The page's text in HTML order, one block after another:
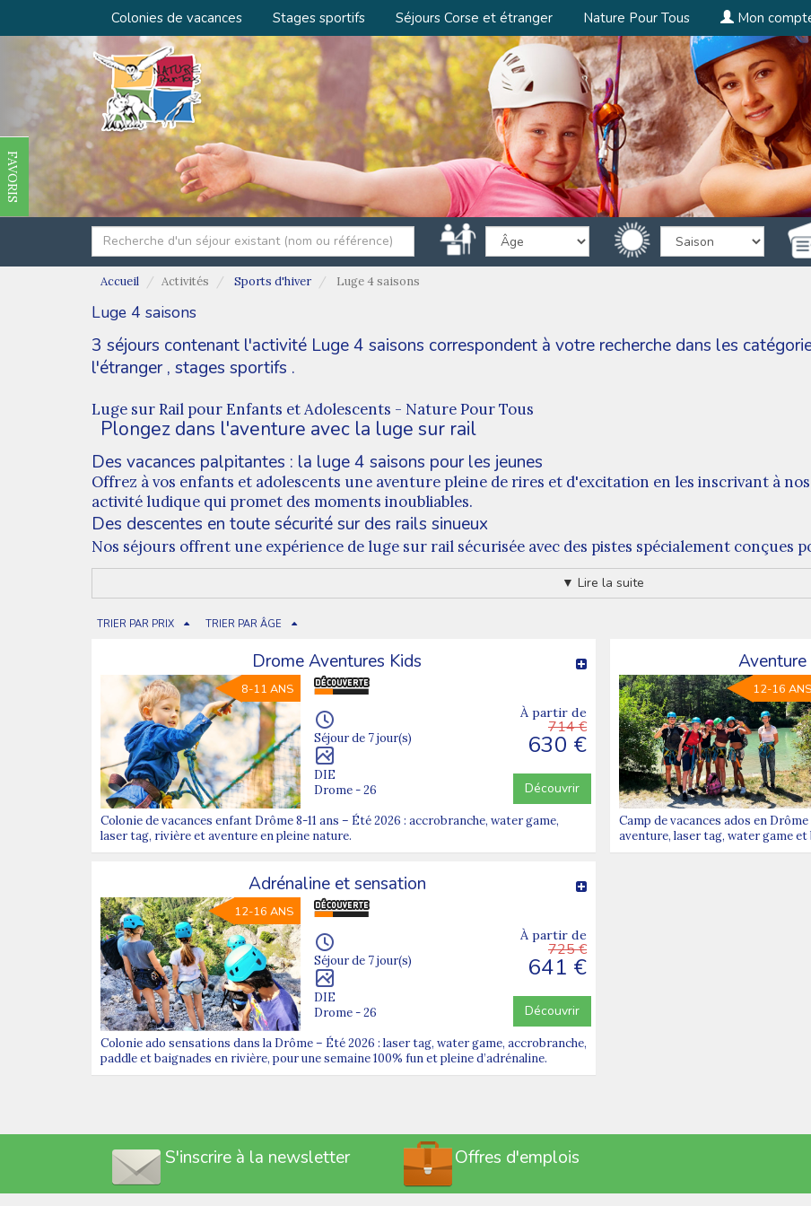
Colonies de vacances Stages sportifs Séjours Corse et étranger Nature Pour Tous Mon
FAVORIS
Accueil Activités Sports d'hiver Luge 4 saisons
Luge 4 saisons
3 séjours contenant l'activité Luge 4 saisons correspondent à votre recherche dans les
l'étranger, stages sportifs .
Luge sur Rail pour Enfants et Adolescents - Nature Pour Tous
Plongez dans l'aventure avec la luge sur rail
Des vacances palpitantes : la luge 4 saisons pour les jeunes
Offrez à vos enfants et adolescents une aventure pleine de rires et d'excitation en les inscrivant à
activité ludique qui promet des moments inoubliables.
Des descentes en toute sécurité sur des rails sinueux
Nos séjours offrent une expérience de luge sur rail sécurisée avec des pistes spécialement conçues
participants peuvent profiter de descentes rapides et sinueuses, offrant une dose d'adrénaline tout
souffle. Les jeunes auront l'occasion de s'immerger dans la splendeur de la nature tout en profitant
Réservez dès maintenant pour des descentes en luge mémorables
Ne manquez pas l'opportunité de créer des souvenirs inoubliables pour vos enfants. Inscrivez-les
l'excitation de la luge sur rail avec Nature Pour Tous. Des moments de pur plaisir et de rires en
Envie d'une autre colo? Laissez vous tenter par un séjour tel activité.
▼ Lire la suite
TRIER PAR PRIX TRIER PAR ÂGE
Drome Aventures Kids
8-11 ANS
Séjour de 7 jour(s)
DIE
Drome - 26
À partir de
714 €
630 €
Découvrir
Colonie de vacances enfant Drôme 8-11 ans – Été 2026 : accrobranche, water game,
laser tag, rivière et aventure en pleine nature.
12-16 ANS
Camp de vacances ados en
aventure, laser tag, water game
Adrénaline et sensation
12-16 ANS
Séjour de 7 jour(s)
DIE
Drome - 26
À partir de
725 €
641 €
Découvrir
Colonie ado sensations dans la Drôme – Été 2026 : laser tag, water game, accrobranche,
paddle et baignades en rivière, pour une semaine 100% fun et pleine d’adrénaline.
S'inscrire à la newsletter Offres d'emplois